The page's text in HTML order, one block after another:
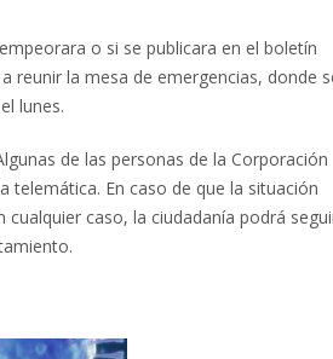
o si se publicara en el boletín
reunir la mesa de emergencias, donde
lunes.
de las personas de la Corporación
telemática. En caso de que la situación
caso, la ciudadanía podrá